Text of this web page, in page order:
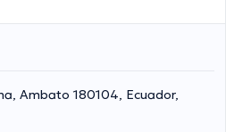
Ambato 180104, Ecuador,